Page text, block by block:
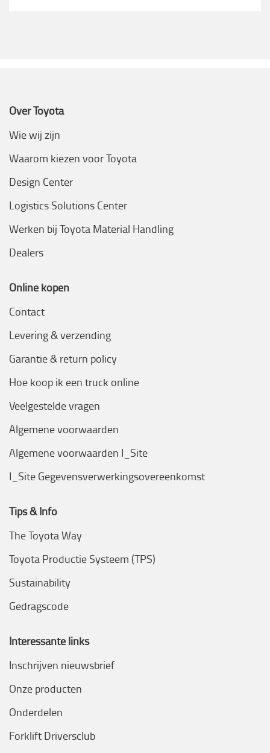
Over Toyota
Wie wij zijn
Waarom kiezen voor Toyota
Design Center
Logistics Solutions Center
Werken bij Toyota Material Handling
Dealers
Online kopen
Contact
Levering & verzending
Garantie & return policy
Hoe koop ik een truck online
Veelgestelde vragen
Algemene voorwaarden
Algemene voorwaarden I_Site
I_Site Gegevensverwerkingsovereenkomst
Tips & Info
The Toyota Way
Toyota Productie Systeem (TPS)
Sustainability
Gedragscode
Interessante links
Inschrijven nieuwsbrief
Onze producten
Onderdelen
Forklift Driversclub